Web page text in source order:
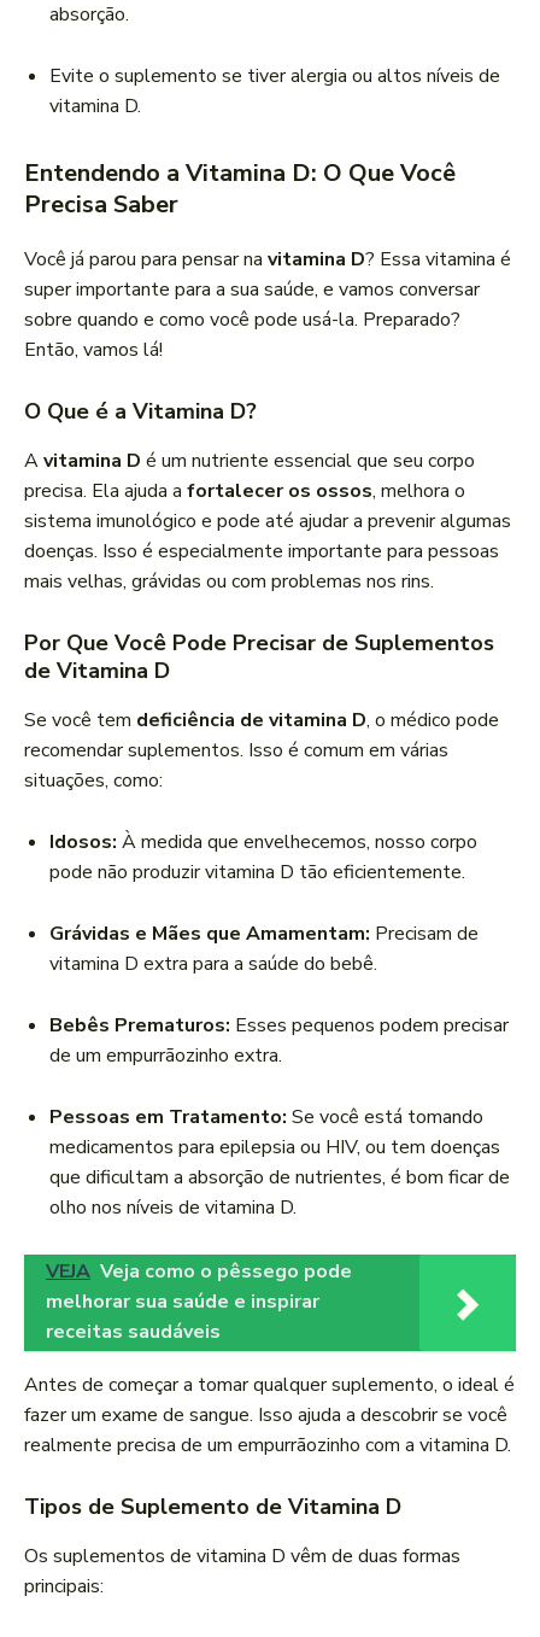
absorção.
Evite o suplemento se tiver alergia ou altos níveis de
vitamina D.
Entendendo a Vitamina D: O Que Você
Precisa Saber
Você já parou para pensar na vitamina D? Essa vitamina é
super importante para a sua saúde, e vamos conversar
sobre quando e como você pode usá-la. Preparado?
Então, vamos lá!
O Que é a Vitamina D?
Avitamina D é um nutriente essencial que seu corpo
precisa. Ela ajuda a fortalecer os ossos, melhora o
sistema imunológico e pode até ajudar a prevenir algumas
doenças. Isso é especialmente importante para pessoas
mais velhas, grávidas ou com problemas nos rins.
Por Que Você Pode Precisar de Suplementos
de Vitamina D
Se você tem deficiência de vitamina D, o médico pode
recomendar suplementos. Isso é comum em várias
situações, como:
Idosos: À medida que envelhecemos, nosso corpo
pode não produzir vitamina D tão eficientemente.
Grávidas e Mães que Amamentam: Precisam de
vitamina D extra para a saúde do bebê.
Bebês Prematuros: Esses pequenos podem precisar
de um empurrãozinho extra.
Pessoas em Tratamento: Se você está tomando
medicamentos para epilepsia ou HIV, ou tem doenças
que dificultam a absorção de nutrientes, é bom ficar de
olho nos níveis de vitamina D.
VEJA Veja como o pêssego pode
melhorar sua saúde e inspirar
receitas saudáveis
Antes de começar a tomar qualquer suplemento, o ideal é
fazer um exame de sangue. Isso ajuda a descobrir se você
realmente precisa de um empurrãozinho com a vitamina D.
Tipos de Suplemento de Vitamina D
Os suplementos de vitamina D vêm de duas formas
principais: